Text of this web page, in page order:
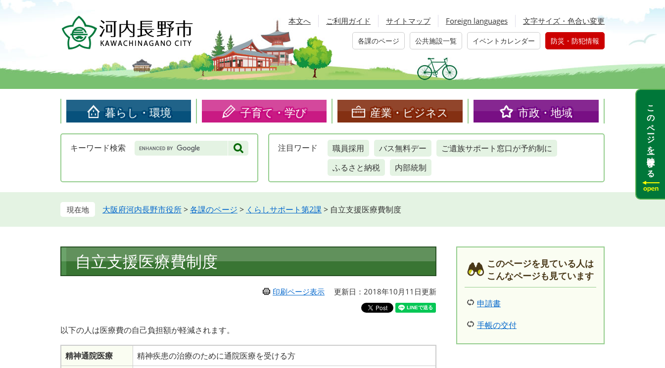
頭
す。
飛
し
本文へ ご利用ガイド サイトマップ Foreign languages 文字サイズ・色合い変更
各課のページ 公共施設一覧 イベントカレンダー 防災・防犯情報
暮らし・環境 子育て・学び 産業・ビジネス 市政・地域
キーワード検索 Google
カ
検
注目 ワード 職員採用 バス無料デー
ご遺族サポート窓口が予約制に
ふるさと納税
内部統制
大阪府河内長野市役所>各課のページ > くらしサポート第2課 > 自立支援医療費制度
文
自立支援医療費制度
印刷ページ表示 更新日：2018年10月11日更新
以下の人は医療費の自己負担額が軽減されます。
精神通院医療 精神疾患の治療のために通院医療を受ける方
このページを見ている人は
こんなページも見ています
申請書
手帳の交付
このページを一時保存する